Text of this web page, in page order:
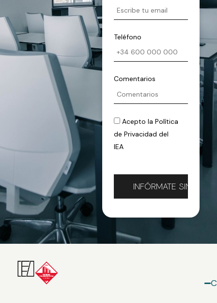
Teléfono
Comentarios
Acepto laPolítica
de Privacidad del
IEA